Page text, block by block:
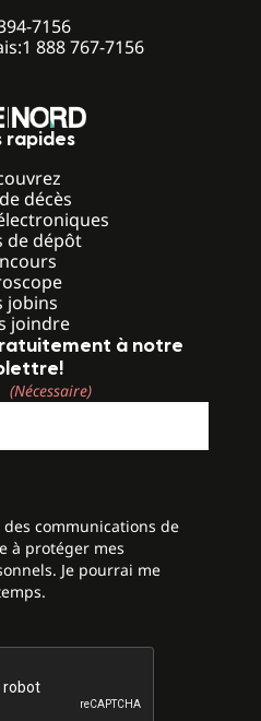
7156
1 888 767-7156
rapides
décès
de dépôt
jobins
joindre
à notre
(Nécessaire)
des communications de
à protéger mes
Je pourrai me